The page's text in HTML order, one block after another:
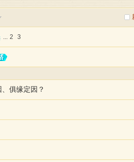
... 2 3
、俱缘定因？